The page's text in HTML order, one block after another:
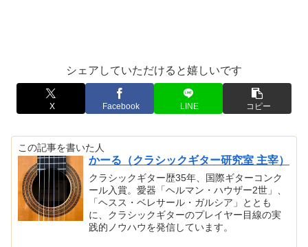
シェアしていただけると嬉しいです
X Facebook LINE コピー
この記事を書いた人
かーる（クラシックギター研究室 主宰）
クラシックギター歴35年、国際ギターコンク
ール入賞。愛器「ヘルマン・ハウザー2世」、
「ヘスス・ベレサール・ガルシア」ととも
に、クラシックギターのプレイヤー目線の実
践的ノウハウを発信しています。